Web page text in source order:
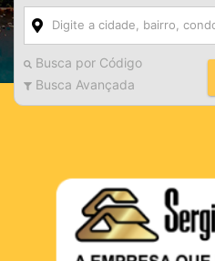
Busca por Código
Busca Avançada